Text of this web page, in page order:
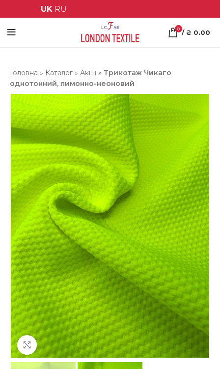
UK RU
0 / ₴ 0.00
Головна » Каталог »Акції» Трикотаж Чикаго
однотонний, лимонно-неоновий
Клацніть, щоб збільшити